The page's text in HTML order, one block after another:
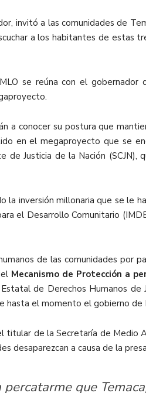
invitó a las comunidades de
a los habitantes de estas
se reúna con el gobernador
a conocer su postura que
en el megaproyecto que se
de Justicia de la Nación
la inversión millonaria que se
el Desarrollo Comunitario
de las comunidades por
Mecanismo de Protección a
de Derechos Humanos
el momento el gobierno de
titular de la Secretaría de
desaparezcan a causa de la
que